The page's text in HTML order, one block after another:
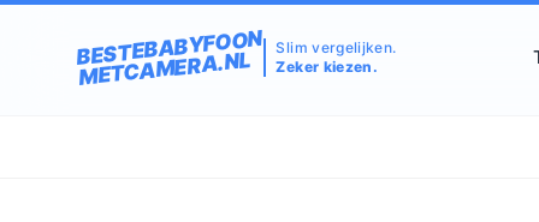
BESTEBABYFOON
METCAMERA.NL
Slim vergelijken.
Zeker kiezen.